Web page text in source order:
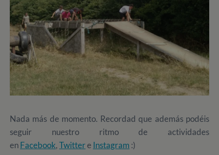
Nada más de momento. Recordad que además podéis
seguir nuestro ritmo de actividades
enFacebook,Twittere Instagram :)